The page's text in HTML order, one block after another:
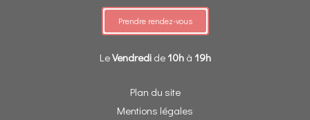
Prendre rendez-vous
LeVendredide 10hà 19h
Plan du site
Mentions légales